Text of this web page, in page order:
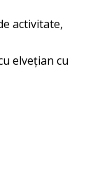
activitate,
elveţian cu